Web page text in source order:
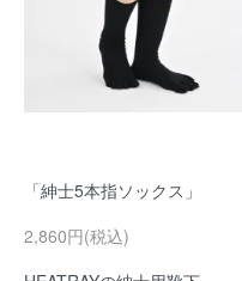
「紳士5本指ソックス」
2,860円(税込)